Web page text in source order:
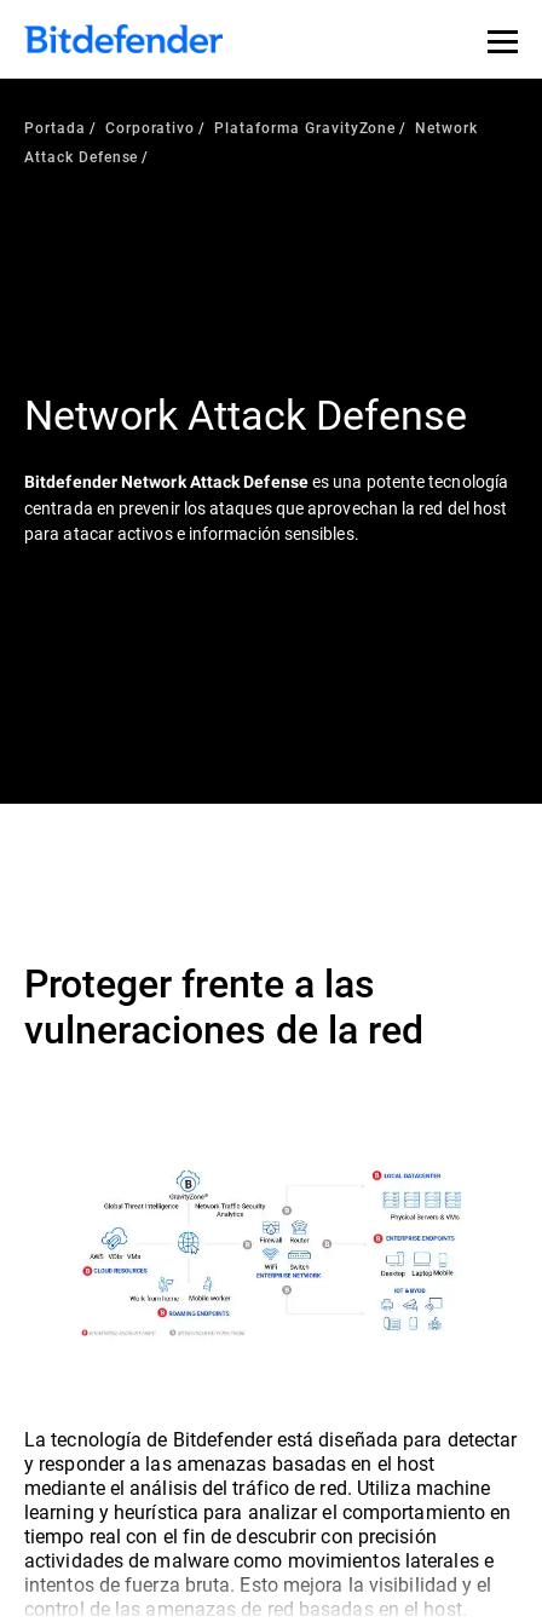
Portada Corporativo Plataforma GravityZone
Network
Attack Defense
Network Attack Defense
Bitdefender Network Attack Defensees una potente tecnología
centrada en prevenir los ataques que aprovechan la red del host
para atacar activos e información sensibles.
Proteger frente a las
vulneraciones de la red
La tecnología de Bitdefender está diseñada para detectar
y responder a las amenazas basadas en el host
mediante el análisis del tráfico de red. Utiliza machine
learning y heurística para analizar el comportamiento en
tiempo real con el fin de descubrir con precisión
actividades de malware como movimientos laterales e
intentos de fuerza bruta. Esto mejora la visibilidad y el
control de las amenazas de red basadas en el host.